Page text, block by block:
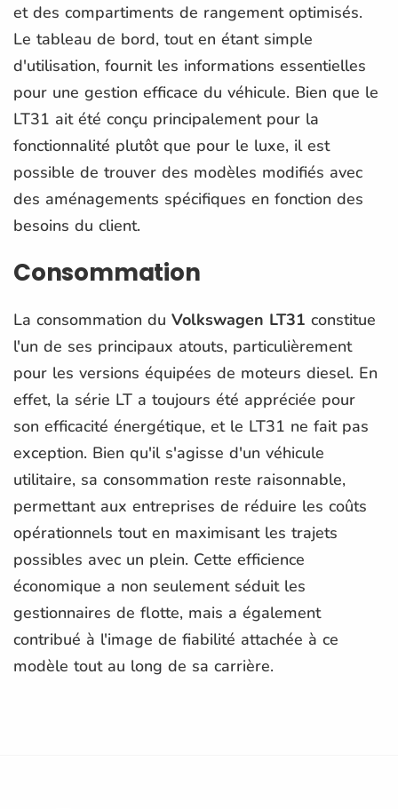
et des compartiments de rangement optimisés.
Le tableau de bord, tout en étant simple
d'utilisation, fournit les informations essentielles
pour une gestion efficace du véhicule. Bien que le
LT31 ait été conçu principalement pour la
fonctionnalité plutôt que pour le luxe, il est
possible de trouver des modèles modifiés avec
des aménagements spécifiques en fonction des
besoins du client.
Consommation
La consommation du Volkswagen LT31 constitue
l'un de ses principaux atouts, particulièrement
pour les versions équipées de moteurs diesel. En
effet, la série LT a toujours été appréciée pour
son efficacité énergétique, et le LT31 ne fait pas
exception. Bien qu'il s'agisse d'un véhicule
utilitaire, sa consommation reste raisonnable,
permettant aux entreprises de réduire les coûts
opérationnels tout en maximisant les trajets
possibles avec un plein. Cette efficience
économique a non seulement séduit les
gestionnaires de flotte, mais a également
contribué à l'image de fiabilité attachée à ce
modèle tout au long de sa carrière.